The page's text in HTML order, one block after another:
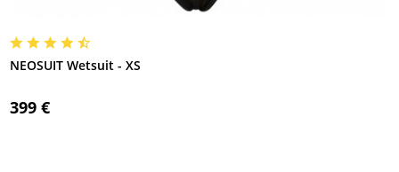
NEOSUIT Wetsuit - XS
399 €